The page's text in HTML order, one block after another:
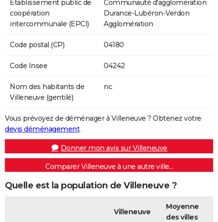
Etablissement public de
coopération
intercommunale (EPCI)
Communauté d'agglomération
Durance-Lubéron-Verdon
Agglomération
Code postal (CP) 04180
Code Insee 04242
Nom des habitants de
Villeneuve (gentilé)
nc
Vous prévoyez de déménager à Villeneuve ? Obtenez votre
devis déménagement.
Donner mon avis sur Villeneuve
Comparer Villeneuve à une autre ville...
Quelle est la population de Villeneuve ?
Villeneuve
Moyenne
des villes